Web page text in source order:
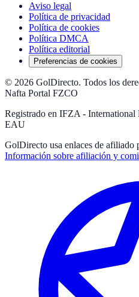
Aviso legal
Política de privacidad
Política de cookies
Política DMCA
Política editorial
Preferencias de cookies
© 2026 GolDirecto. Todos los
Nafta Portal FZCO
Registrado en IFZA -
EAU
GolDirecto usa enlaces de afiliado
Información sobre afiliación y